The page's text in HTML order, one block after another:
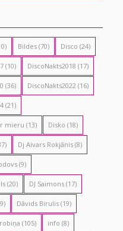
Bildes(70) Disco (24)
(10) DiscoNakts2018 (17)
(36) DiscoNakts2022 (16)
(21)
mieru (13) Disko (18)
Dj Aivars Rokjānis(8)
(9)
(20) DJ Saimons(17)
Dāvids Birulis(19)
(105) info (8)